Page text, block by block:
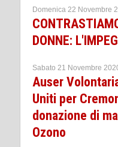
Domenica 22 Novembre
DONNE:
Sabato 21 Novembre
Auser
Uniti per
donazione di
Ozono